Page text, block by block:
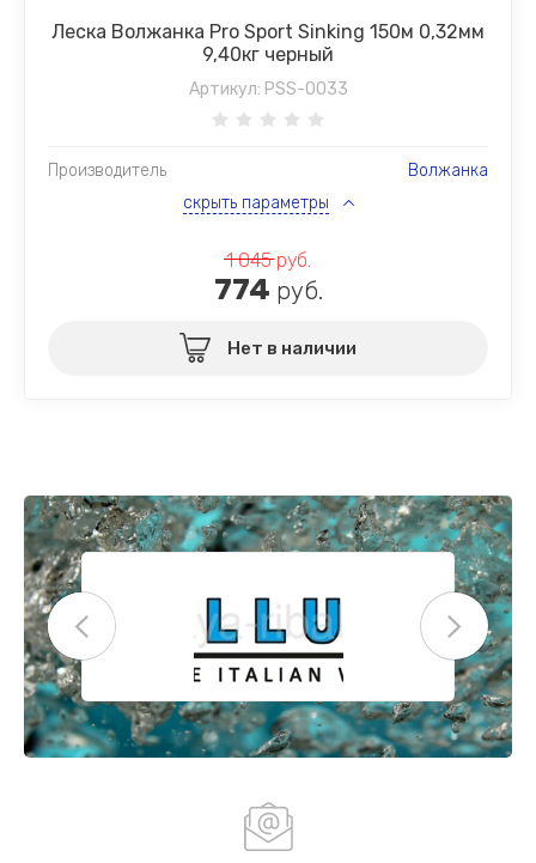
Леска Волжанка Pro Sport Sinking 150м 0,32мм
9,40кг черный
Артикул: PSS-0033
Производитель
Волжанка
скрыть параметры
1 045руб.
774 руб.
Нет в наличии